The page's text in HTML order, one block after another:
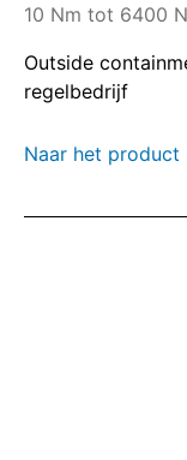
10 Nm tot 6400
Outside
regelbedrijf
Naar het product